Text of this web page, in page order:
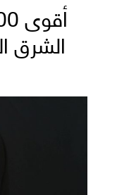
الشرق